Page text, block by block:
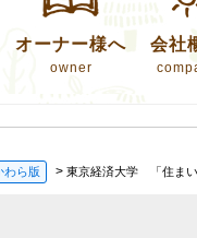
オーナー様へ
owner
会社
わら版 > 東京経済大学 「住ま